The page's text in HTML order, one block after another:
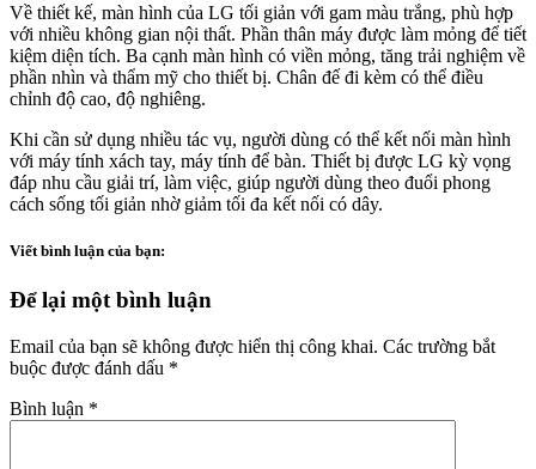
Về thiết kế, màn hình của LG tối giản với gam màu trắng, phù hợp
với nhiều không gian nội thất. Phần thân máy được làm mỏng để tiết
kiệm diện tích. Ba cạnh màn hình có viền mỏng, tăng trải nghiệm về
phần nhìn và thẩm mỹ cho thiết bị. Chân đế đi kèm có thể điều
chỉnh độ cao, độ nghiêng.
Khi cần sử dụng nhiều tác vụ, người dùng có thể kết nối màn hình
với máy tính xách tay, máy tính để bàn. Thiết bị được LG kỳ vọng
đáp nhu cầu giải trí, làm việc, giúp người dùng theo đuổi phong
cách sống tối giản nhờ giảm tối đa kết nối có dây.
Viết bình luận của bạn:
Để lại một bình luận
Email của bạn sẽ không được hiển thị công khai. Các trường bắt
buộc được đánh dấu *
Bình luận *